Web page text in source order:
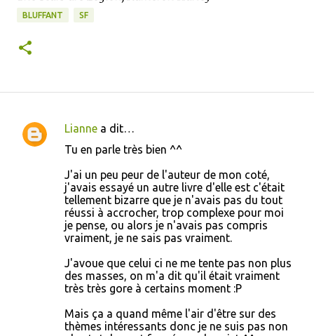
BLUFFANT SF
C
Lianne a dit…
Tu en parle très bien ^^
J'ai un peu peur de l'auteur de mon coté,
j'avais essayé un autre livre d'elle est c'était
tellement bizarre que je n'avais pas du tout
réussi à accrocher, trop complexe pour moi
je pense, ou alors je n'avais pas compris
vraiment, je ne sais pas vraiment.
J'avoue que celui ci ne me tente pas non plus
des masses, on m'a dit qu'il était vraiment
très très gore à certains moment :P
Mais ça a quand même l'air d'être sur des
thèmes intéressants donc je ne suis pas non